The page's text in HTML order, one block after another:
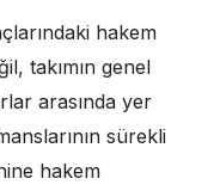
hakem
takımın genel
arasında yer
sürekli
hakem